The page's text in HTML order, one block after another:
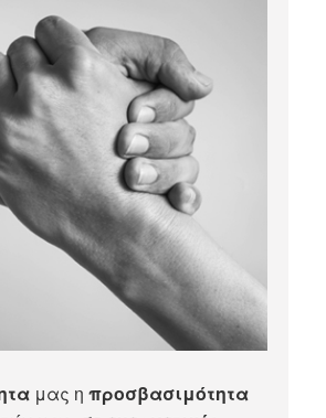
μας ηπροσβασιμότητα